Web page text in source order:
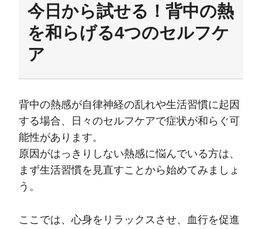
今日から試せる！背中の熱
を和らげる4つのセルフケ
ア
背中の熱感が自律神経の乱れや生活習慣に起因
する場合、日々のセルフケアで症状が和らぐ可
能性があります。
原因がはっきりしない熱感に悩んでいる方は、
まず生活習慣を見直すことから始めてみましょ
う。
ここでは、心身をリラックスさせ、血行を促進